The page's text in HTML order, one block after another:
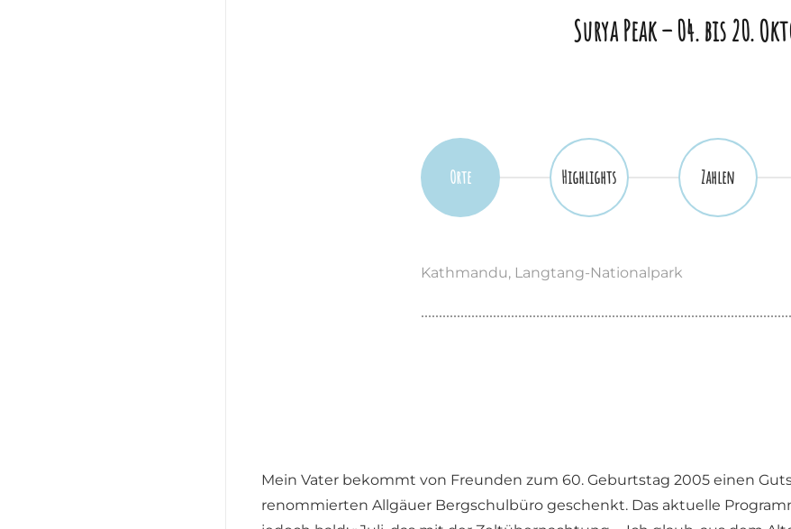
Surya Peak –04. bis 20.
Orte Highlights Zahlen
Kathmandu, Langtang-Nationalpark
Mein Vater bekommt von Freunden zum 60. Geburtstag 2005 einen
renommierten Allgäuer Bergschulbüro geschenkt. Das aktuelle